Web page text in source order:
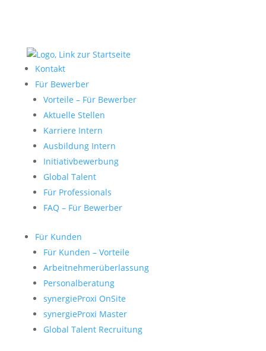
Kontakt
Für Bewerber
Vorteile – Für Bewerber
Aktuelle Stellen
Karriere Intern
Ausbildung Intern
Initiativbewerbung
Global Talent
Für Professionals
FAQ – Für Bewerber
Für Kunden
Für Kunden – Vorteile
Arbeitnehmerüberlassung
Personalberatung
synergieProxi OnSite
synergieProxi Master
Global Talent Recruitung